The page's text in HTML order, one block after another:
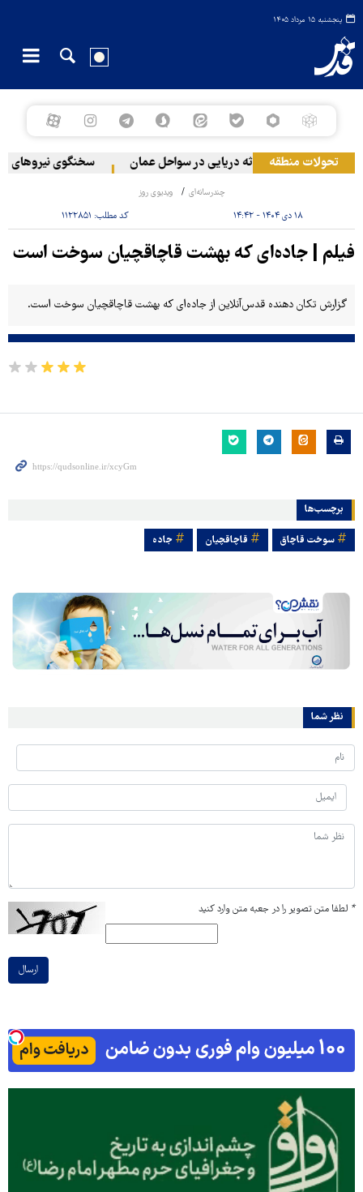
پنجشنبه ۱۵ مرداد ۱۴۰۵
تحولات منطقه
وقوع حادثه دریایی در سواحل عمان سخنگوی نیروهای
چندرسانه‌ای ویدیوی روز
۱۸ دی ۱۴۰۴ - ۱۴:۴۲ کد مطلب: ۱۱۲۲۸۵۱
فیلم | جاده‌ای که بهشت قاچاقچیان سوخت است
گزارش تکان دهنده قدس‌آنلاین از جاده‌ای که بهشت قاچاقچیان سوخت است.
برچسب‌ها
سوخت قاچاق قاچاقچیان جاده
نظر شما
* لطفا متن تصویر را در جعبه متن وارد کنید
ارسال